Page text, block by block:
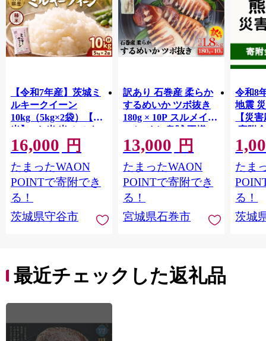
【令和7年産】茨城ミ
ルキークイーン
10kg（5kg×2袋）【精
米】 | お米 米 ミルキ
ークィーン 茨城県産
白米 もちもち お弁当
おにぎり
16,000 円
たまったWAON
POINTで寄附でき
る！
茨城県守谷市
訳あり 石巻産 柔らか
するめいか ツボ抜き
180g × 10P スルメイカ
いか イカ 烏賊 不揃い
小分け 下処理済み 時
短調理 こだわり 冷凍
海鮮 魚介 おかず おつ
まみ 煮物 焼きイカ
BBQ バーベキュー 宮
城県 石巻市
13,000 円
たまったWAON
POINTで寄附でき
る！
宮城県石巻市
令和8
地震
【災
(寄附
【返
地のた
共同
支援金
ます
支援
たま
る！
茨城
最近チェックした返礼品